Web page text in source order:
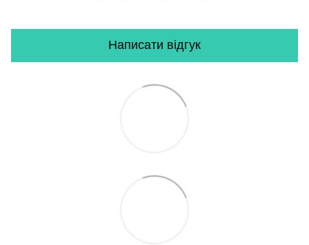
Написати відгук